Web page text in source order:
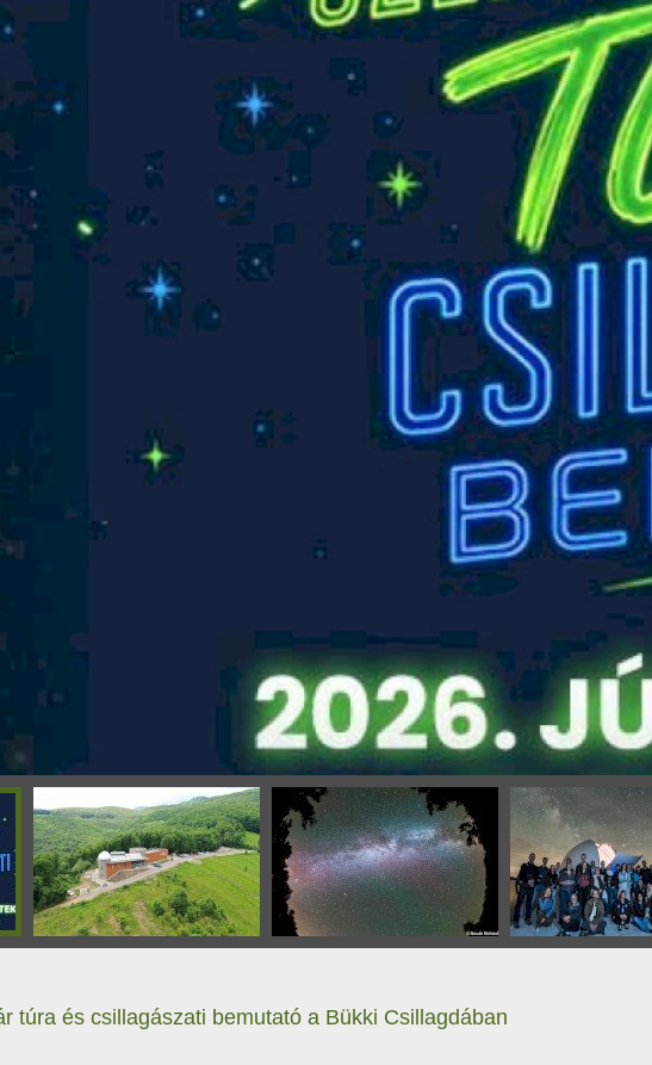
túra és csillagászati bemutató a Bükki Csillagdában